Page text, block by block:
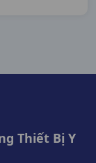
Thiết Bị Y